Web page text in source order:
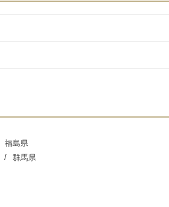
福島県
群馬県